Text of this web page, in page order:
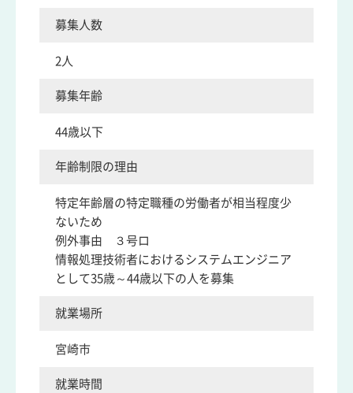
募集人数
2人
募集年齢
44歳以下
年齢制限の理由
特定年齢層の特定職種の労働者が相当程度少
ないため
例外事由 ３号ロ
情報処理技術者におけるシステムエンジニア
として35歳～44歳以下の人を募集
就業場所
宮崎市
就業時間